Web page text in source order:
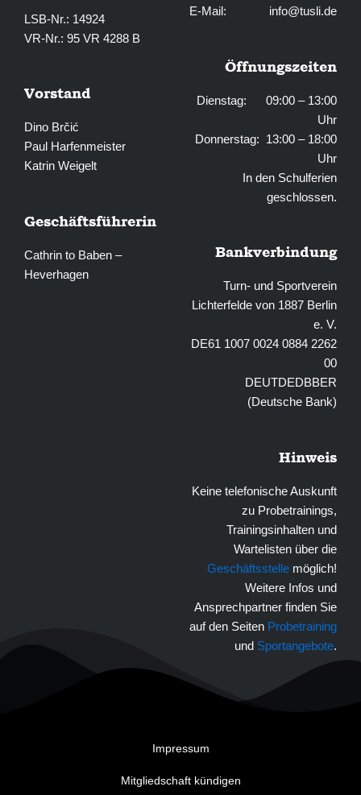
LSB-Nr.: 14924
VR-Nr.: 95 VR 4288 B
Vorstand
Dino Brčić
Paul Harfenmeister
Katrin Weigelt
Geschäftsführerin
Cathrin to Baben –
Heverhagen
E-Mail: info@tusli.de
Öffnungszeiten
Dienstag: 09:00 – 13:00
Uhr
Donnerstag: 13:00 – 18:00
Uhr
In den Schulferien
geschlossen.
Bankverbindung
Turn- und Sportverein
Lichterfelde von 1887 Berlin
e. V.
DE61 1007 0024 0884 2262
00
DEUTDEDBBER
(Deutsche Bank)
Hinweis
Keine telefonische Auskunft
zu Probetrainings,
Trainingsinhalten und
Wartelisten über die
Geschäftsstelle möglich!
Weitere Infos und
Ansprechpartner finden Sie
auf den Seiten Probetraining
und Sportangebote.
Impressum
Mitgliedschaft kündigen